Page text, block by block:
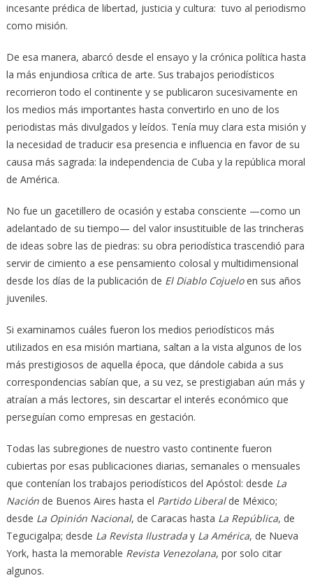
incesante prédica de libertad, justicia y cultura: tuvo al periodismo
como misión.
De esa manera, abarcó desde el ensayo y la crónica política hasta
la más enjundiosa crítica de arte. Sus trabajos periodísticos
recorrieron todo el continente y se publicaron sucesivamente en
los medios más importantes hasta convertirlo en uno de los
periodistas más divulgados y leídos. Tenía muy clara esta misión y
la necesidad de traducir esa presencia e influencia en favor de su
causa más sagrada: la independencia de Cuba y la república moral
de América.
No fue un gacetillero de ocasión y estaba consciente —como un
adelantado de su tiempo— del valor insustituible de las trincheras
de ideas sobre las de piedras: su obra periodística trascendió para
servir de cimiento a ese pensamiento colosal y multidimensional
desde los días de la publicación de El Diablo Cojueloen sus años
juveniles.
Si examinamos cuáles fueron los medios periodísticos más
utilizados en esa misión martiana, saltan a la vista algunos de los
más prestigiosos de aquella época, que dándole cabida a sus
correspondencias sabían que, a su vez, se prestigiaban aún más y
atraían a más lectores, sin descartar el interés económico que
perseguían como empresas en gestación.
Todas las subregiones de nuestro vasto continente fueron
cubiertas por esas publicaciones diarias, semanales o mensuales
que contenían los trabajos periodísticos del Apóstol: desde La
Naciónde Buenos Aires hasta el Partido Liberalde México;
desde La Opinión Nacional, de Caracas hasta La República, de
Tegucigalpa; desde La Revista Ilustraday La América, de Nueva
York, hasta la memorable Revista Venezolana, por solo citar
algunos.